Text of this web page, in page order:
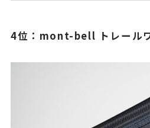
4位：mont-bell トレール